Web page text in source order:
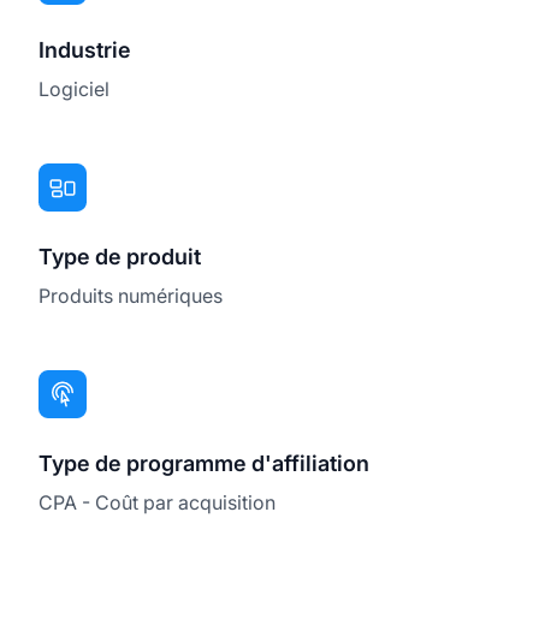
Industrie
Logiciel
Type de produit
Produits numériques
Type de programme d'affiliation
CPA - Coût par acquisition